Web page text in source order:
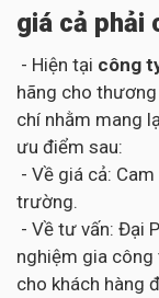
giá cả phải
- Hiện tại công
hãng cho
chí nhằm mang
ưu điểm sau:
- Về giá cả:
trường.
- Về tư vấn: Đại
nghiệm gia
cho khách hàng